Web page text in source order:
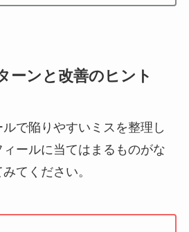
ーンと改善のヒント
で陥りやすいミスを整理し
ールに当てはまるものがな
てください。